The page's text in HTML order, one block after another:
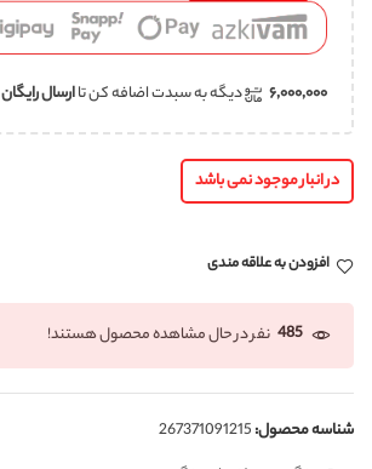
۶,۰۰۰,۰۰۰ دیگه به سبدت اضافه کن تاارسال رایگان
در انبار موجود نمی باشد
افزودن به علاقه مندی
485 نفر در حال مشاهده محصول هستند!
شناسه محصول:267371091215